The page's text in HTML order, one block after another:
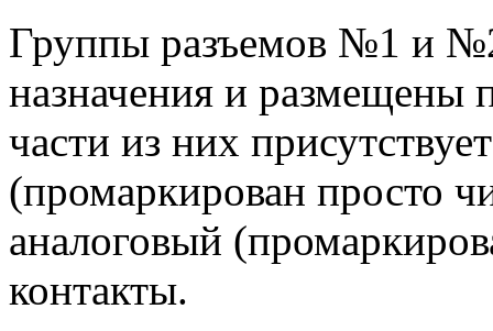
Группы разъемов №1 и
назначения и размещены
части из них
(промаркирован просто
аналоговый
контакты.